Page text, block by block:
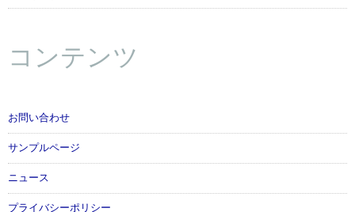
コンテンツ
お問い合わせ
サンプルページ
ニュース
プライバシーポリシー